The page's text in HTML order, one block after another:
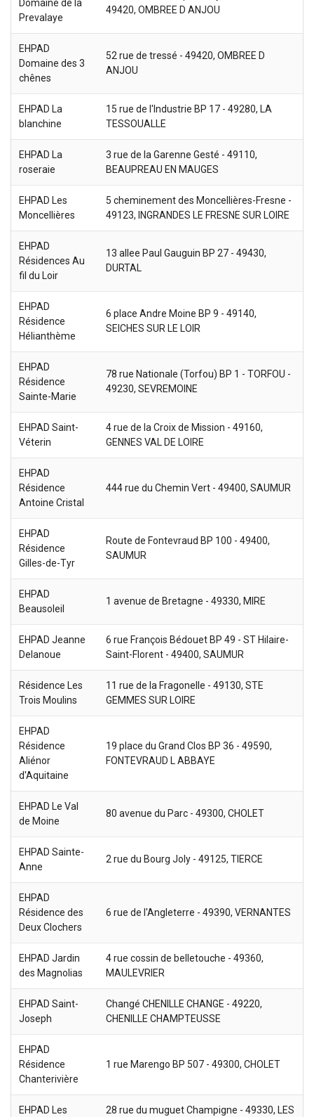
Domaine de la
Prevalaye
49420, OMBREE D ANJOU
EHPAD
Domaine des 3
chênes
52 rue de tressé - 49420, OMBREE D
ANJOU
EHPAD La
blanchine
15 rue de l'Industrie BP 17 - 49280, LA
TESSOUALLE
EHPAD La
roseraie
3 rue de la Garenne Gesté - 49110,
BEAUPREAU EN MAUGES
EHPAD Les
Moncellières
5 cheminement des Moncellières-Fresne -
49123, INGRANDES LE FRESNE SUR LOIRE
EHPAD
Résidences Au
fil du Loir
13 allee Paul Gauguin BP 27 - 49430,
DURTAL
EHPAD
Résidence
Hélianthème
6 place Andre Moine BP 9 - 49140,
SEICHES SUR LE LOIR
EHPAD
Résidence
Sainte-Marie
78 rue Nationale (Torfou) BP 1 - TORFOU -
49230, SEVREMOINE
EHPAD Saint-
Véterin
4 rue de la Croix de Mission - 49160,
GENNES VAL DE LOIRE
EHPAD
Résidence
Antoine Cristal
444 rue du Chemin Vert - 49400, SAUMUR
EHPAD
Résidence
Gilles-de-Tyr
Route de Fontevraud BP 100 - 49400,
SAUMUR
EHPAD
Beausoleil
1 avenue de Bretagne - 49330, MIRE
EHPAD Jeanne
Delanoue
6 rue François Bédouet BP 49 - ST Hilaire-
Saint-Florent - 49400, SAUMUR
Résidence Les
Trois Moulins
11 rue de la Fragonelle - 49130, STE
GEMMES SUR LOIRE
EHPAD
Résidence
Aliénor
d'Aquitaine
19 place du Grand Clos BP 36 - 49590,
FONTEVRAUD L ABBAYE
EHPAD Le Val
de Moine
80 avenue du Parc - 49300, CHOLET
EHPAD Sainte-
Anne
2 rue du Bourg Joly - 49125, TIERCE
EHPAD
Résidence des
Deux Clochers
6 rue de l'Angleterre - 49390, VERNANTES
EHPAD Jardin
des Magnolias
4 rue cossin de belletouche - 49360,
MAULEVRIER
EHPAD Saint-
Joseph
Changé CHENILLE CHANGE - 49220,
CHENILLE CHAMPTEUSSE
EHPAD
Résidence
Chanterivière
1 rue Marengo BP 507 - 49300, CHOLET
EHPAD Les
28 rue du muguet Champigne - 49330, LES